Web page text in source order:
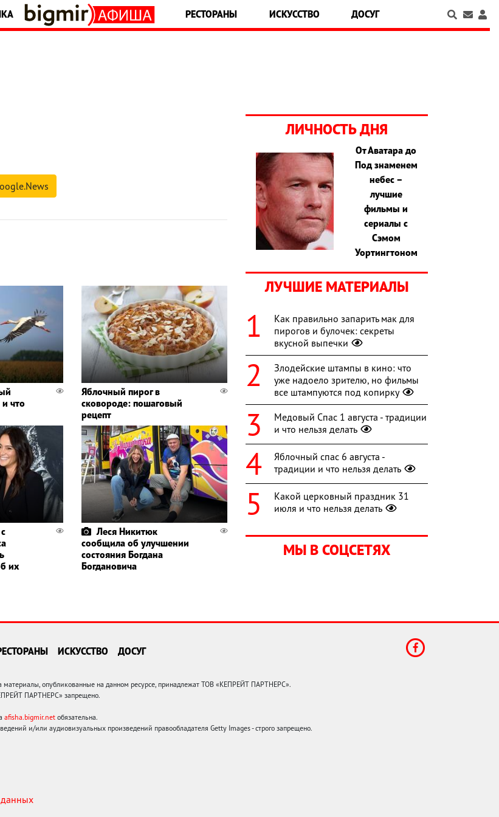
РЕСТОРАНЫ ИСКУССТВО ДОСУГ
и что
Яблочный пирог в
сковороде: пошаговый
рецепт
их
Леся Никитюк
сообщила об улучшении
состояния Богдана
Богдановича
ЛИЧНОСТЬ ДНЯ
От Аватара до
Под знаменем
небес –
лучшие
фильмы и
сериалы с
Сэмом
Уортингтоном
ЛУЧШИЕ МАТЕРИАЛЫ
Как правильно запарить мак для
пирогов и булочек: секреты
вкусной выпечки
Злодейские штампы в кино: что
уже надоело зрителю, но фильмы
все штампуются под копирку
Медовый Спас 1 августа - традиции
и что нельзя делать
Яблочный спас 6 августа -
традиции и что нельзя делать
Какой церковный праздник 31
июля и что нельзя делать
МЫ В СОЦСЕТЯХ
ИСКУССТВО ДОСУГ
опубликованные на данном ресурсе, принадлежат ТОВ «КЕПРЕЙТ ПАРТНЕРС».
ПАРТНЕРС» запрещено.
afisha.bigmir.net обязательна.
и/или аудиовизуальных произведений правообладателя Getty Images - строго запрещено.